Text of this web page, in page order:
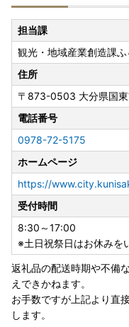
返礼品発送後にお届け
更前の住所から変更後
運賃のお支払いは着払
となります。入力の住
附ください。また、転
くださいませ。
※転送についての詳細
ださい。
■お問い合わせへの返
国東市では、ポータル
ールアドレスにお問い
日に返信することとし
もし返信がない場合は
由でメールが届いてい
おかけしますが、再度
担当課
観光・地域産業創造課
住所
〒873-0503 大分県国
電話番号
0978-72-5175
ホームページ
https://
受付時間
8:30～17:00
※土日祝祭日はお休みを
返礼品の配送時期や不備
えできかねます。
お手数ですが上記より直
します。